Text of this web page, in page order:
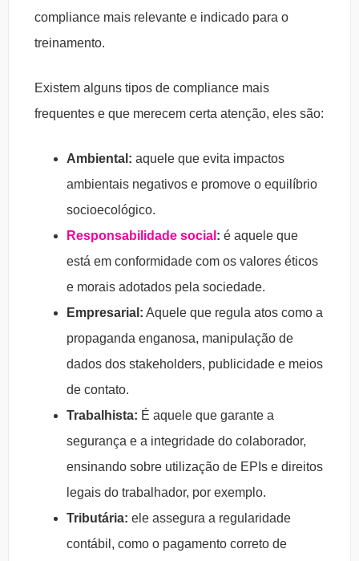
compliance mais relevante e indicado para o
treinamento.
Existem alguns tipos de compliance mais
frequentes e que merecem certa atenção, eles são:
Ambiental: aquele que evita impactos
ambientais negativos e promove o equilíbrio
socioecológico.
Responsabilidade social : é aquele que
está em conformidade com os valores éticos
e morais adotados pela sociedade.
Empresarial: Aquele que regula atos como a
propaganda enganosa, manipulação de
dados dos stakeholders, publicidade e meios
de contato.
Trabalhista: É aquele que garante a
segurança e a integridade do colaborador,
ensinando sobre utilização de EPIs e direitos
legais do trabalhador, por exemplo.
Tributária: ele assegura a regularidade
contábil, como o pagamento correto de